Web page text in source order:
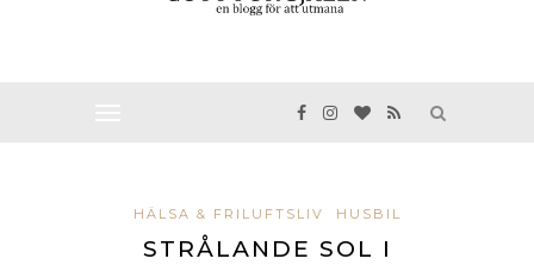
HÄLSA & FRILUFTSLIV HUSBIL
STRÅLANDE SOL I